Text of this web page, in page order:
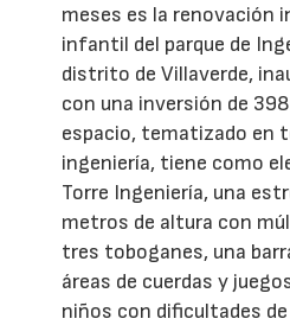
meses es la renovación
infantil del parque de
distrito de Villaverde,
con una inversión de
espacio, tematizado en
ingeniería, tiene como
Torre Ingeniería, una
metros de altura con
tres toboganes, una
áreas de cuerdas y
niños con dificultades